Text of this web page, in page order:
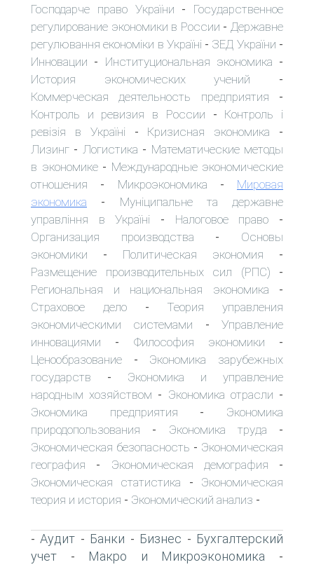
Господарче право України - Государственное
регулирование экономики в России -Державне
регулювання економіки в Україні - ЗЕД України -
Инновации - Институциональная экономика -
История экономических учений -
Коммерческая деятельность предприятия -
Контроль и ревизия в России - Контроль і
ревізія в Україні - Кризисная экономика -
Лизинг - Логистика - Математические методы
в экономике - Международные экономические
отношения - Микроэкономика - Мировая
экономика - Муніципальне та державне
управління в Україні - Налоговое право -
Организация производства - Основы
экономики - Политическая экономия -
Размещение производительных сил (РПС) -
Региональная и национальная экономика -
Страховое дело- Теория управления
экономическими системами -Управление
инновациями - Философия экономики -
Ценообразование - Экономика зарубежных
государств - Экономика и управление
народным хозяйством - Экономика отрасли -
Экономика предприятия - Экономика
природопользования - Экономика труда -
Экономическая безопасность - Экономическая
география - Экономическая демография -
Экономическая статистика - Экономическая
теория и история - Экономический анализ -
-Аудит - Банки - Бизнес - Бухгалтерский
учет - Макро и Микроэкономика -